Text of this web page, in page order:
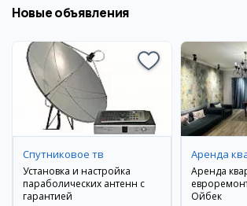
Новые объявления
Спутниковое тв
Установка и настройка
параболических антенн с
гарантией
Аренда
Аренда
Ойбек